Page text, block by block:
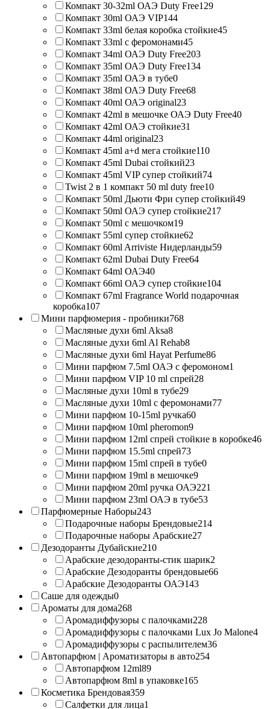
Компакт 30-32ml ОАЭ Duty Free129
Компакт 30ml ОАЭ VIP144
Компакт 33ml белая коробка стойкие45
Компакт 33ml с феромонами45
Компакт 34ml ОАЭ Duty Free203
Компакт 35ml ОАЭ Duty Free134
Компакт 35ml ОАЭ в тубе0
Компакт 38ml ОАЭ Duty Free68
Компакт 40ml ОАЭ original23
Компакт 42ml в мешочке ОАЭ Duty Free40
Компакт 42ml ОАЭ стойкие31
Компакт 44ml original23
Компакт 45ml a+d мега стойкие110
Компакт 45ml Dubai стойкий23
Компакт 45ml VIP супер стойкий74
Twist 2 в 1 компакт 50 ml duty free10
Компакт 50ml Дьюти Фри супер стойкий49
Компакт 50ml ОАЭ супер стойкие217
Компакт 50ml с мешочком19
Компакт 55ml супер стойкие62
Компакт 60ml Arriviste Нидерланды59
Компакт 62ml Dubai Duty Free64
Компакт 64ml ОАЭ40
Компакт 66ml ОАЭ супер стойкие104
Компакт 67ml Fragrance World подарочная
коробка107
Мини парфюмерия - пробники768
Масляные духи 6ml Aksa8
Масляные духи 6ml Al Rehab8
Масляные духи 6ml Hayat Perfume86
Мини парфюм 7.5ml ОАЭ с феромоном1
Мини парфюм VIP 10 ml спрей28
Масляные духи 10ml в тубе29
Масляные духи 10ml с феромонами77
Мини парфюм 10-15ml ручка60
Мини парфюм 10ml pheromon9
Мини парфюм 12ml спрей стойкие в коробке46
Мини парфюм 15.5ml спрей73
Мини парфюм 15ml спрей в тубе0
Мини парфюм 19ml в мешочке9
Мини парфюм 20ml ручка ОАЭ221
Мини парфюм 23ml ОАЭ в тубе53
Парфюмерные Наборы243
Подарочные наборы Брендовые214
Подарочные наборы Арабские27
Дезодоранты Дубайские210
Арабские дезодоранты-стик шарик2
Арабские Дезодоранты брендовые66
Арабские Дезодоранты ОАЭ143
Саше для одежды0
Ароматы для дома268
Аромадиффузоры с палочками228
Аромадиффузоры с палочками Lux Jo Malone4
Аромадиффузоры с распылителем36
Автопарфюм | Ароматизаторы в авто254
Автопарфюм 12ml89
Автопарфюм 8ml в упаковке165
Косметика Брендовая359
Салфетки для лица1